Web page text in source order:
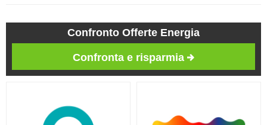
Confronto Offerte Energia
Confronta e risparmia